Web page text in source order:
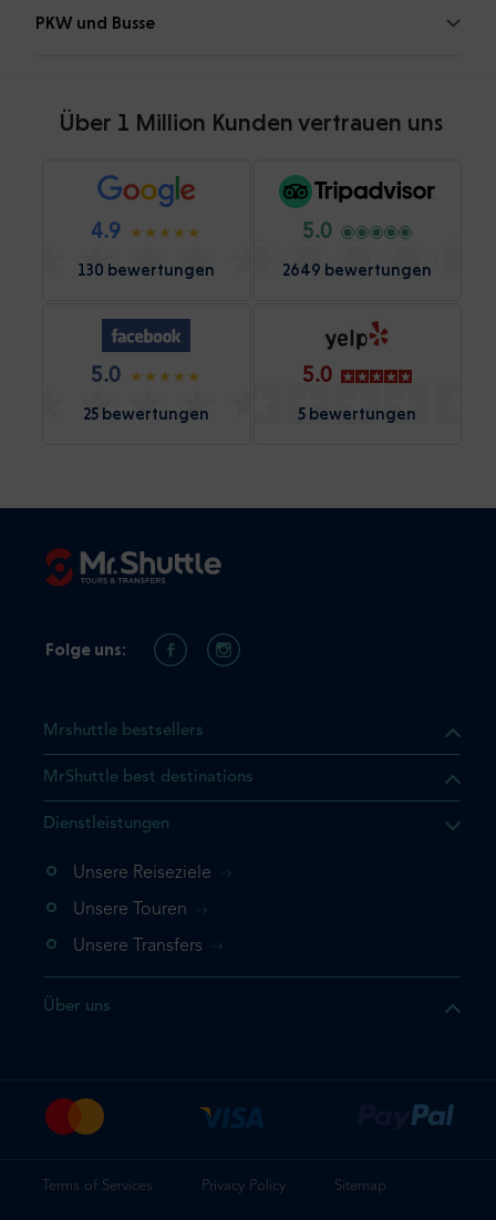
PKW und Busse
Über 1 Million Kunden vertrauen uns
4.9
130 bewertungen
5.0
2649 bewertungen
5.0
25 bewertungen
5.0
5 bewertungen
dass sich das Produkt, das
Warenkorb befindet.
einmal hinzufügen
ein weiteres Mal
Mrshuttle bestsellers
MrShuttle best destinations
Dienstleistungen
Unsere Reiseziele
Unsere Touren
Unsere Transfers
Über uns
Folge uns:
Terms of Services Privacy Policy Sitemap